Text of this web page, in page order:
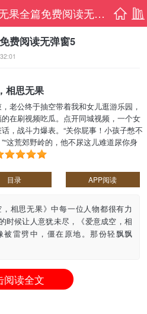
果全篇免费阅读无弹窗5
首页 书架
费阅读无弹窗5
相思无果
老公终于抽空带着我和女儿逛游乐园，
在刷视频吃瓜。点开同城视频，一个女
，战斗力爆表。“关你屁事！小孩子憋不
这荒郊野岭的，他不尿这儿难道尿你身
人欺负我们，你快来帮我和儿子出
！再说了，我儿子的童子尿还能辟邪
冰淇淋掉了。这个熟悉的声音，我听了十
目录 APP阅读
相思无果》中每一位人物都很有力
时候让人意犹未尽，《爱意成空，相
雷劈中，僵在原地。那份轻飘飘
阅读全文